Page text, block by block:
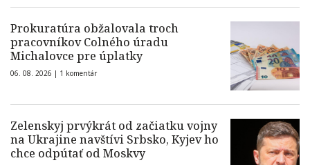
Prokuratúra obžalovala troch
pracovníkov Colného úradu
Michalovce pre úplatky
06. 08. 2026 | 1 komentár
Zelenskyj prvýkrát od začiatku vojny
na Ukrajine navštívi Srbsko, Kyjev ho
chce odpútať od Moskvy